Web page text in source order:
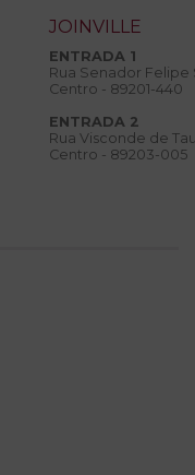
JOINVILLE
ENTRADA 1
Rua Senador
Centro - 89201-440
ENTRADA 2
Rua Visconde de
Centro - 89203-005